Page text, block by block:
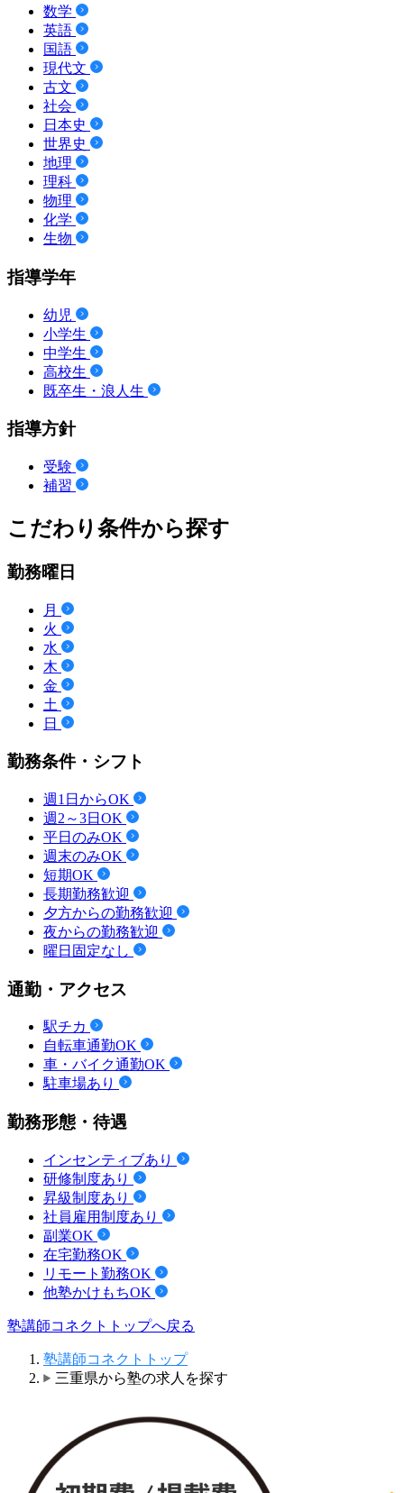
数学
英語
国語
現代文
古文
社会
日本史
世界史
地理
理科
物理
化学
生物
指導学年
幼児
小学生
中学生
高校生
既卒生・浪人生
指導方針
受験
補習
こだわり条件から探す
勤務曜日
月
火
水
木
金
土
日
勤務条件・シフト
週1日からOK
週2～3日OK
平日のみOK
週末のみOK
短期OK
長期勤務歓迎
夕方からの勤務歓迎
夜からの勤務歓迎
曜日固定なし
通勤・アクセス
駅チカ
自転車通勤OK
車・バイク通勤OK
駐車場あり
勤務形態・待遇
インセンティブあり
研修制度あり
昇級制度あり
社員雇用制度あり
副業OK
在宅勤務OK
リモート勤務OK
他塾かけもちOK
塾講師コネクトトップへ戻る
塾講師コネクトトップ
三重県から塾の求人を探す